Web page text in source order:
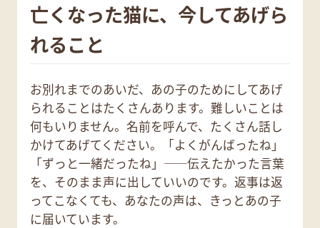
亡くなった猫に、今してあげら
れること
お別れまでのあいだ、あの子のためにしてあげ
られることはたくさんあります。難しいことは
何もいりません。名前を呼んで、たくさん話し
かけてあげてください。「よくがんばったね」
「ずっと一緒だったね」——伝えたかった言葉
を、そのまま声に出していいのです。返事は返
ってこなくても、あなたの声は、きっとあの子
に届いています。